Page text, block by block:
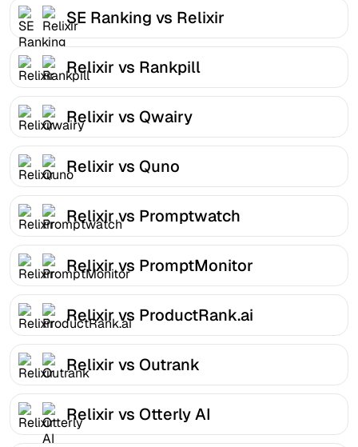
SE Ranking vs Relixir
Relixir vs Rankpill
Relixir vs Qwairy
Relixir vs Quno
Relixir vs Promptwatch
Relixir vs PromptMonitor
Relixir vs ProductRank.ai
Relixir vs Outrank
Relixir vs Otterly AI